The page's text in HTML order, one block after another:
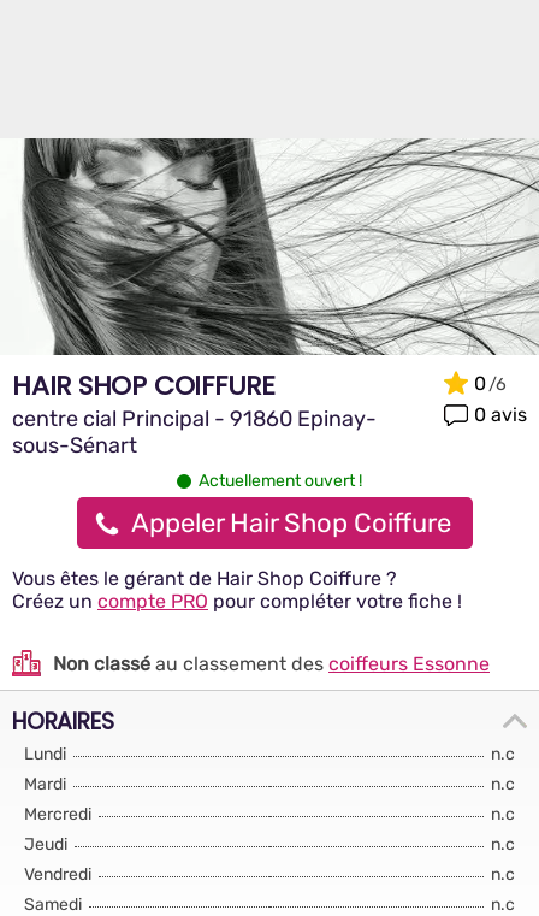
HAIR SHOP COIFFURE
centre cial Principal - 91860 Epinay-
sous-Sénart
0
0 avis
Actuellement ouvert !
Appeler Hair Shop Coiffure
Vous êtes le gérant de Hair Shop Coiffure ?
Créez un compte PRO pour compléter votre fiche !
Non classé au classement des coiffeurs Essonne
HORAIRES
Lundi
n.c
Mardi
n.c
Mercredi
n.c
Jeudi
n.c
Vendredi
n.c
Samedi
n.c